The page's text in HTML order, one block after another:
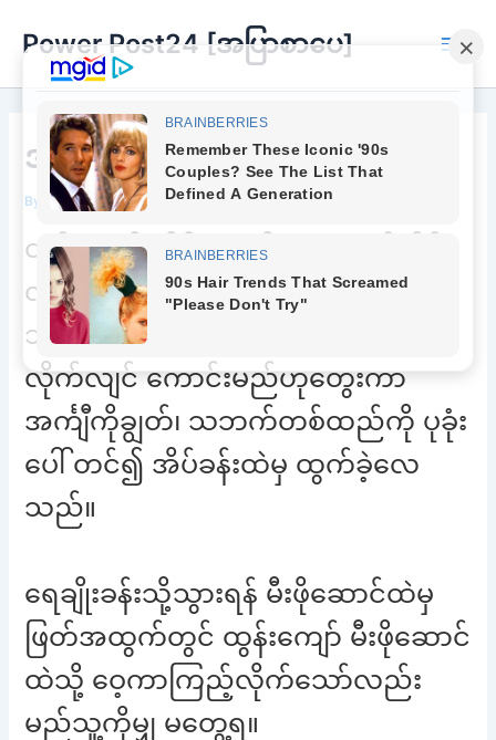
content
Power Post24 [အပြာစာပေ]
Main
အထွဋ်အထိပ်
By adminpower/April 23, 2026
ထွန်းကျော် အိပ်ယာမှနိုးတော့ တစ်အိမ်
လုံးတိတ်ဆိတ် ငြိမ်သက်လျက် ရှိသည်။
သူသည် အိပ်ယာမှ နိုးနိုးခြင်း ရေချိုး
လိုက်လျင် ကောင်းမည်ဟုတွေးကာ
အင်္ကျီကိုချွတ်၊ သဘက်တစ်ထည်ကို ပုခုံး
ပေါ် တင်၍ အိပ်ခန်းထဲမှ ထွက်ခဲ့လေ
သည်။
ရေချိုးခန်းသို့သွားရန် မီးဖိုဆောင်ထဲမှ
ဖြတ်အထွက်တွင် ထွန်းကျော် မီးဖိုဆောင်
ထဲသို့ ဝေ့ကာကြည့်လိုက်သော်လည်း
မည်သူ့ကိုမျှ မတွေ့ရ။